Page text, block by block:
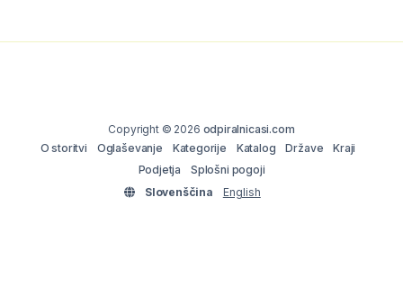
Copyright © 2026 odpiralnicasi.com
O storitvi
Oglaševanje Kategorije Katalog Države
Kraji
Podjetja
Splošni pogoji
Slovenščina
English